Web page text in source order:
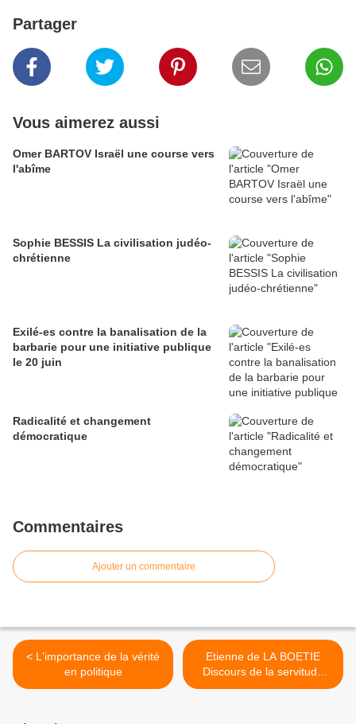
Partager
Vous aimerez aussi
Omer BARTOV Israël une course vers
l'abîme
Sophie BESSIS La civilisation judéo-
chrétienne
Exilé-es contre la banalisation de la
barbarie pour une initiative publique
le 20 juin
Radicalité et changement
démocratique
Commentaires
Ajouter un commentaire
< L'importance de la vérité
en politique
Etienne de LA BOETIE
Discours de la servitude
volontaire >